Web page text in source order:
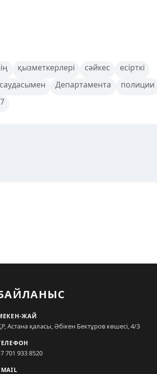
қызметкерлері сәйкес
есірткі
саудасымен Департамента
полиции
ЖАЙ
Астана қаласы, Әбікен Бектұров көшесі, 4/3
701 933 8520